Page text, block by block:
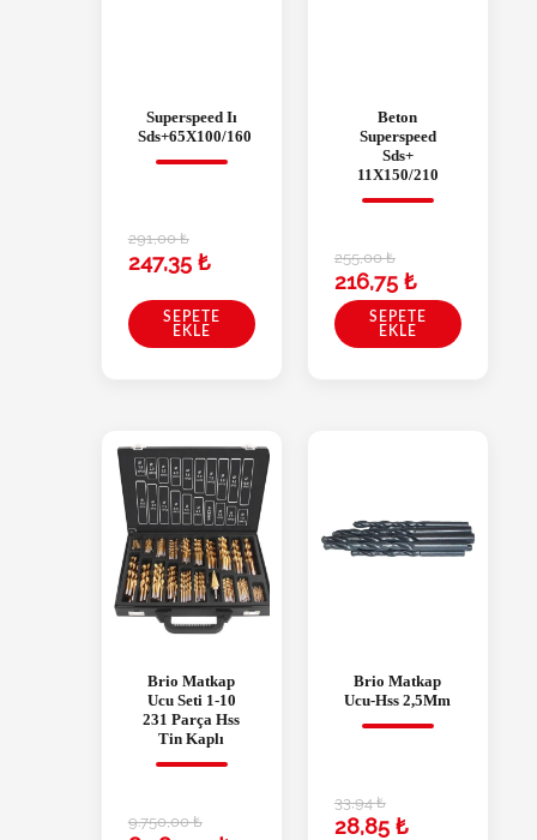
Superspeed Iı
Sds+65X100/160
291,00₺
247,35 ₺
SEPETE
EKLE
Beton
Superspeed
Sds+
11X150/210
255,00₺
216,75 ₺
SEPETE
EKLE
Brio Matkap
Ucu Seti 1-10
231 Parça Hss
Tin Kaplı
9.750,00₺
Brio Matkap
Ucu-Hss 2,5Mm
33,94₺
28,85 ₺